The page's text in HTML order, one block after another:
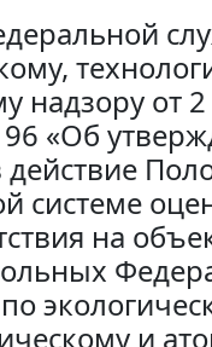
надзору от
«Об
действие
системе
на
и